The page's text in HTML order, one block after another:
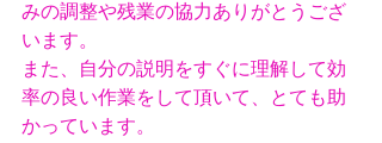
みの調整や残業の協力ありがとうござ
います。
また、自分の説明をすぐに理解して効
率の良い作業をして頂いて、とても助
かっています。